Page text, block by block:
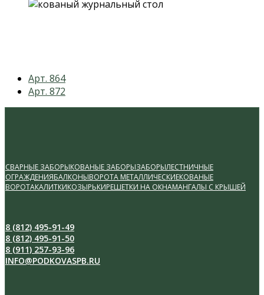
previous
post:
Арт. 864
next
Арт. 872
СВАРНЫЕ ЗАБОРЫКОВАНЫЕ ЗАБОРЫЗАБОРЫЛЕСТНИЧНЫЕ
ОГРАЖДЕНИЯБАЛКОНЫВОРОТА МЕТАЛЛИЧЕСКИЕКОВАНЫЕ
ВОРОТАКАЛИТКИКОЗЫРЬКИРЕШЕТКИ НА ОКНАМАНГАЛЫ С КРЫШЕЙ
8 (812) 495-91-49
8 (812) 495-91-50
8 (911) 257-93-96
INFO@PODKOVASPB.RU